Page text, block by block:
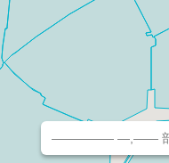
————— —,——